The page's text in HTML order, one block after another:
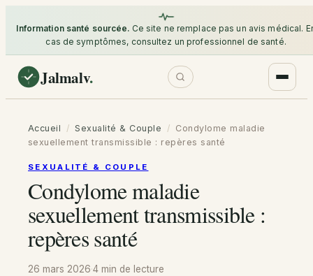
Information santé sourcée. Ce site ne remplace pas un avis médical.
cas de symptômes, consultez un professionnel de santé.
Jalmalv.
Accueil / Sexualité & Couple / Condylome maladie
sexuellement transmissible : repères santé
SEXUALITÉ & COUPLE
Condylome maladie
sexuellement transmissible :
repères santé
26 mars 2026·4 min de lecture